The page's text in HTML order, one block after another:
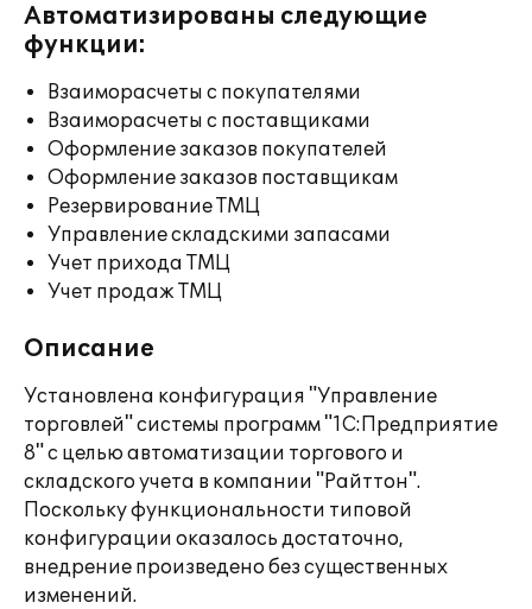
Автоматизированы следующие
функции:
Взаиморасчеты с покупателями
Взаиморасчеты с поставщиками
Оформление заказов покупателей
Оформление заказов поставщикам
Резервирование ТМЦ
Управление складскими запасами
Учет прихода ТМЦ
Учет продаж ТМЦ
Описание
Установлена конфигурация "Управление
торговлей" системы программ "1С:Предприятие
8" с целью автоматизации торгового и
складского учета в компании "Райттон".
Поскольку функциональности типовой
конфигурации оказалось достаточно,
внедрение произведено без существенных
изменений.